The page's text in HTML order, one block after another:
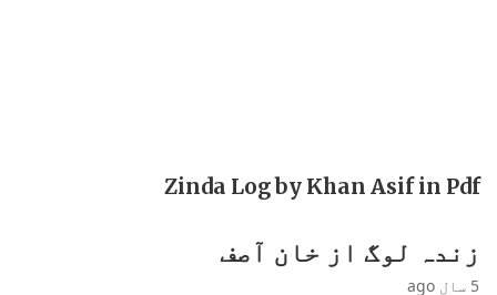
Zinda Log by Khan Asif in Pdf
زندہ لوگ از خان آصف
5 سال ago